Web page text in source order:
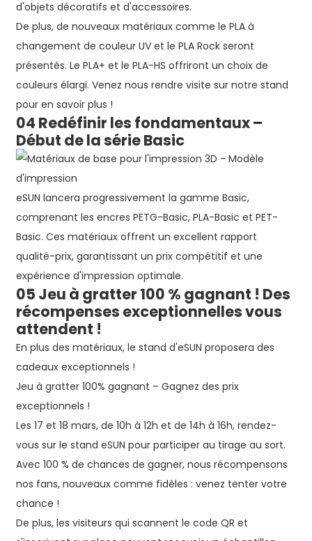
d'objets décoratifs et d'accessoires.
De plus, de nouveaux matériaux comme le PLA à
changement de couleur UV et le PLA Rock seront
présentés. Le PLA+ et le PLA-HS offriront un choix de
couleurs élargi. Venez nous rendre visite sur notre stand
pour en savoir plus !
04 Redéfinir les fondamentaux –
Début de la série Basic
eSUN lancera progressivement la gamme Basic,
comprenant les encres PETG-Basic, PLA-Basic et PET-
Basic. Ces matériaux offrent un excellent rapport
qualité-prix, garantissant un prix compétitif et une
expérience d'impression optimale.
05 Jeu à gratter 100 % gagnant ! Des
récompenses exceptionnelles vous
attendent !
En plus des matériaux, le stand d'eSUN proposera des
cadeaux exceptionnels !
Jeu à gratter 100% gagnant – Gagnez des prix
exceptionnels !
Les 17 et 18 mars, de 10h à 12h et de 14h à 16h, rendez-
vous sur le stand eSUN pour participer au tirage au sort.
Avec 100 % de chances de gagner, nous récompensons
nos fans, nouveaux comme fidèles : venez tenter votre
chance !
De plus, les visiteurs qui scannent le code QR et